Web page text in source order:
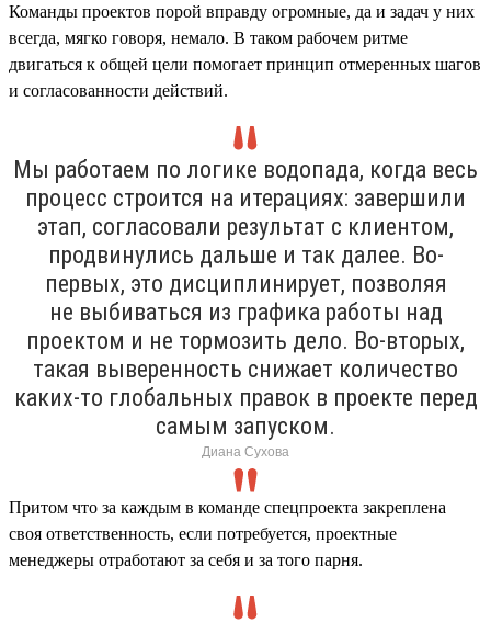
Команды проектов порой вправду огромные, да и задач у них
всегда, мягко говоря, немало. В таком рабочем ритме
двигаться к общей цели помогает принцип отмеренных шагов
и согласованности действий.
Мы работаем по логике водопада, когда весь
процесс строится на итерациях: завершили
этап, согласовали результат с клиентом,
продвинулись дальше и так далее. Во-
первых, это дисциплинирует, позволяя
не выбиваться из графика работы над
проектом и не тормозить дело. Во-вторых,
такая выверенность снижает количество
каких-то глобальных правок в проекте перед
самым запуском.
Диана Сухова
Притом что за каждым в команде спецпроекта закреплена
своя ответственность, если потребуется, проектные
менеджеры отработают за себя и за того парня.